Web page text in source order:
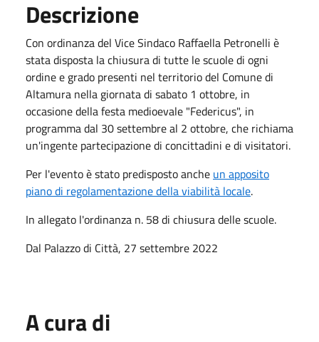
Descrizione
Con ordinanza del Vice Sindaco Raffaella Petronelli è
stata disposta la chiusura di tutte le scuole di ogni
ordine e grado presenti nel territorio del Comune di
Altamura nella giornata di sabato 1 ottobre, in
occasione della festa medioevale "Federicus", in
programma dal 30 settembre al 2 ottobre, che richiama
un'ingente partecipazione di concittadini e di visitatori.
Per l'evento è stato predisposto anche un apposito
piano di regolamentazione della viabilità locale.
In allegato l'ordinanza n. 58 di chiusura delle scuole.
Dal Palazzo di Città, 27 settembre 2022
A cura di